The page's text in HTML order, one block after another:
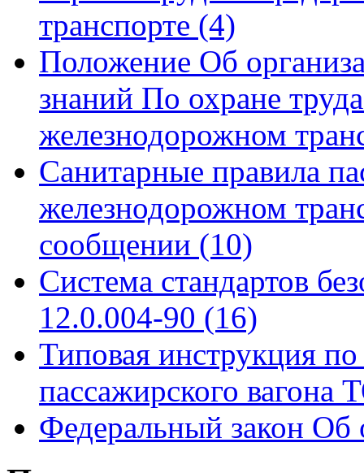
транспорте (4)
Положение Об
знаний По охране
железнодорожном
Санитарные правила
железнодорожном
сообщении (10)
Система стандартов
12.0.004-90 (16)
Типовая инструкция
пассажирского
Федеральный закон